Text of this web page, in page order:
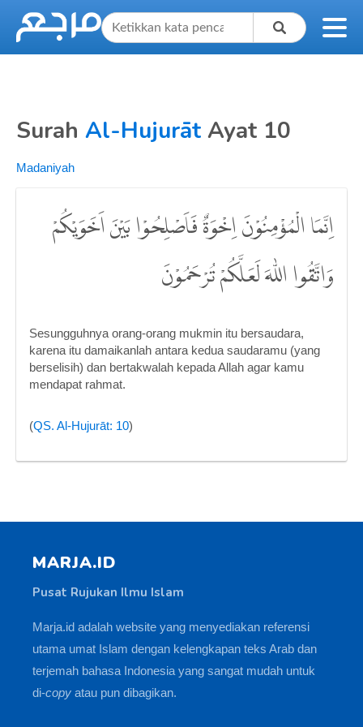
Surah Al-Hujurāt Ayat 10
Madaniyah
اِنَّمَا الْمُؤْمِنُوْنَ اِخْوَةٌ فَاَصْلِحُوْا بَيْنَ اَخَوَيْكُمْ
وَاتَّقُوا اللّٰهَ لَعَلَّكُمْ تُرْحَمُوْنَ
Sesungguhnya orang-orang mukmin itu bersaudara,
karena itu damaikanlah antara kedua saudaramu (yang
berselisih) dan bertakwalah kepada Allah agar kamu
mendapat rahmat.
(QS. Al-Hujurāt: 10)
MARJA.ID
Pusat Rujukan Ilmu Islam
Marja.id adalah website yang menyediakan referensi
utama umat Islam dengan kelengkapan teks Arab dan
terjemah bahasa Indonesia yang sangat mudah untuk
di-copy atau pun dibagikan.